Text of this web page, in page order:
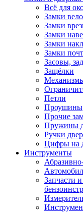
Всё для
Замки
Замки
Замки
Замки
Замки
Засовы,
Защёлки
Петли
Проушины
Прочие
Пружины
Ручки
Цифры на
Инструменты
Запчасти